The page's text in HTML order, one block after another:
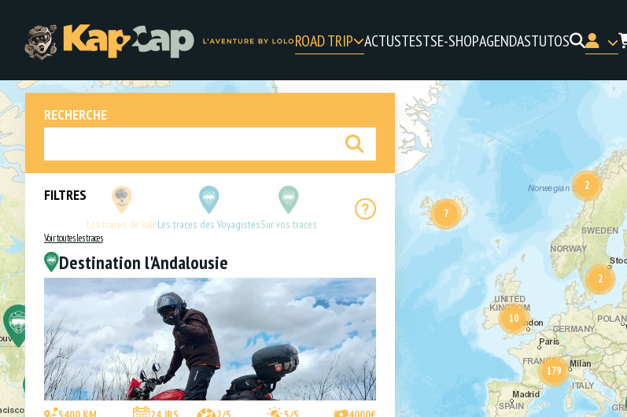
ROAD TRIP ACTUSTESTSE-SHOPAGENDASTUTOS
2
2
7
2
10
179
−
RECHERCHE
FILTRES
Les traces de loloLes traces des VoyagistesSur vos traces
Voir toutes les traces
Destination l'Andalousie